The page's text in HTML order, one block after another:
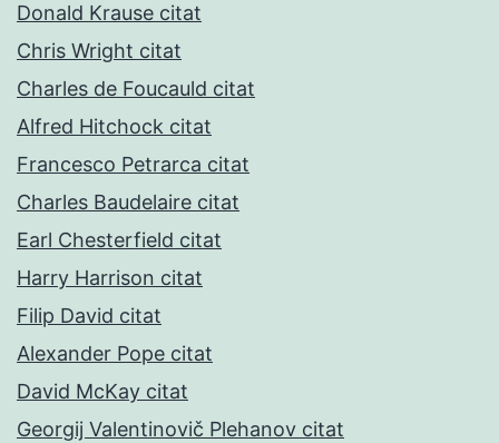
Donald Krause citat
Chris Wright citat
Charles de Foucauld citat
Alfred Hitchock citat
Francesco Petrarca citat
Charles Baudelaire citat
Earl Chesterfield citat
Harry Harrison citat
Filip David citat
Alexander Pope citat
David McKay citat
Georgij Valentinovič Plehanov citat